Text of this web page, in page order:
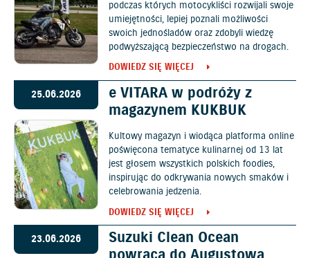
podczas których motocykliści rozwijali swoje
umiejętności, lepiej poznali możliwości
swoich jednośladów oraz zdobyli wiedzę
podwyższającą bezpieczeństwo na drogach.
DOWIEDZ SIĘ WIĘCEJ
25.06.2026
e VITARA w podróży z
magazynem KUKBUK
Kultowy magazyn i wiodąca platforma online
poświęcona tematyce kulinarnej od 13 lat
jest głosem wszystkich polskich foodies,
inspirując do odkrywania nowych smaków i
celebrowania jedzenia.
DOWIEDZ SIĘ WIĘCEJ
23.06.2026
Suzuki Clean Ocean